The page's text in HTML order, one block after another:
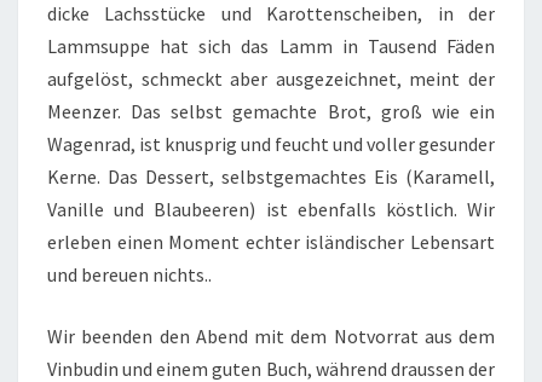
dicke Lachsstücke und Karottenscheiben, in der
Lammsuppe hat sich das Lamm in Tausend Fäden
aufgelöst, schmeckt aber ausgezeichnet, meint der
Meenzer. Das selbst gemachte Brot, groß wie ein
Wagenrad, ist knusprig und feucht und voller gesunder
Kerne. Das Dessert, selbstgemachtes Eis (Karamell,
Vanille und Blaubeeren) ist ebenfalls köstlich. Wir
erleben einen Moment echter isländischer Lebensart
und bereuen nichts..
Wir beenden den Abend mit dem Notvorrat aus dem
Vinbudin und einem guten Buch, während draussen der